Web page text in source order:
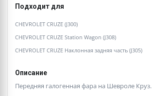
Подходит для
CHEVROLET CRUZE (J300)
CHEVROLET CRUZE Station Wagon (J308)
CHEVROLET CRUZE Наклонная задняя часть (J305)
Описание
Передняя галогенная фара на Шевроле Круз.